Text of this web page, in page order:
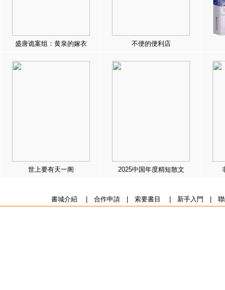
盛唐诡案组：黄泉的嫁衣 不便的便利店
世上要有天一阁 2025中国年度精短散文
書城介紹 合作申請| 索要書目 新手入門